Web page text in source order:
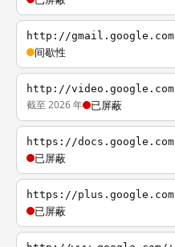
http://gmail.google.com
间歇性
http://video.google.com
截至 2026 年 已屏蔽
https://docs.google.com
已屏蔽
https://plus.google.com
已屏蔽